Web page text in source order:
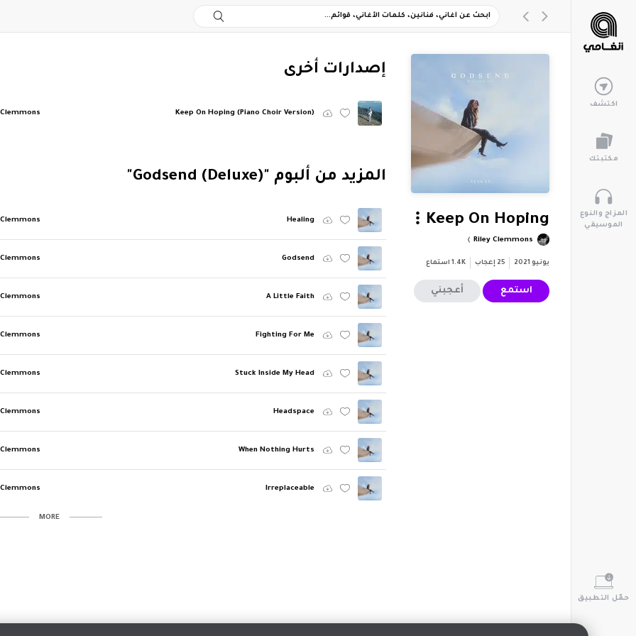
اكتشف
مكتبتك
المزاج والنوع
الموسيقي
حمّل التطبيق
Keep On Hoping
Riley Clemmons
يونيو 2021 25 إعجاب 1.4K استماع
استمع أعجبني
‏إصدارات أخرى
Keep On Hoping (Piano Choir Version)
‏المزيد من ألبوم "Godsend (Deluxe)"
Healing
Godsend
A Little Faith
Fighting For Me
Stuck Inside My Head
Headspace
When Nothing Hurts
Irreplaceable
MORE